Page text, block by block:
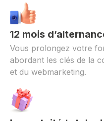
12 mois
Vous prolongez votre
abordant les clés de la
et du webmarketing.